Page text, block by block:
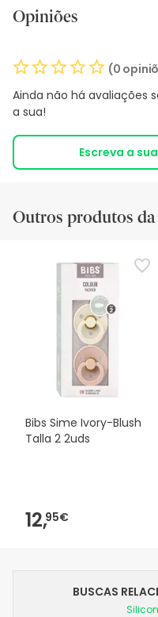
Opiniões
(0
Ainda não há avaliações
a sua!
Escreva a
Outros produtos da
Bibs Sime Ivory-Blush
Talla 2 2uds
12,95€
BUSCAS